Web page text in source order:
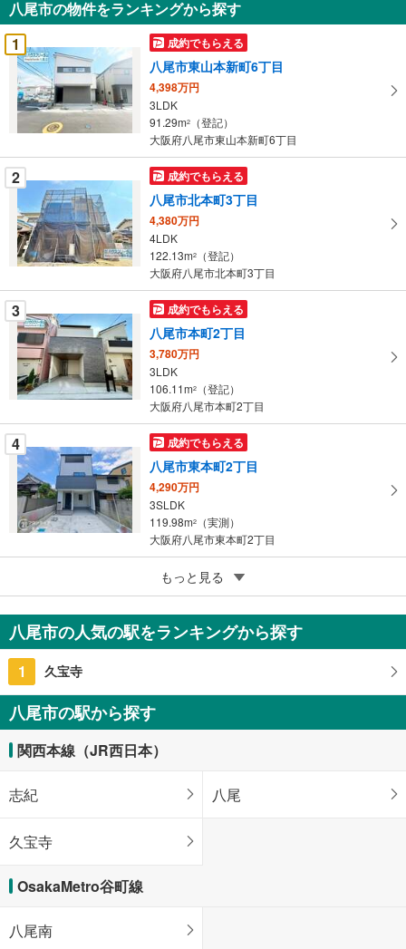
を
受
け
取
る
・
条
件
を
マ
イ
ペ
ー
に
保
存
す
る
八尾市の物件をランキングから探す
1
成約でもらえる
八尾市東山本新町6丁目
4,398万円
3LDK
91.29m2
（登記）
大阪府八尾市東山本新町6丁目
2 成約でもらえる
八尾市北本町3丁目
4,380万円
4LDK
122.13m2
（登記）
大阪府八尾市北本町3丁目
3 成約でもらえる
八尾市本町2丁目
3,780万円
3LDK
106.11m2
（登記）
大阪府八尾市本町2丁目
4 成約でもらえる
八尾市東本町2丁目
4,290万円
3SLDK
119.98m2
（実測）
大阪府八尾市東本町2丁目
成約でもらえる
八尾市高美町2丁目
3,380万円
4LDK
もっと見る
八尾市の人気の駅をランキングから探す
1 久宝寺
八尾市の駅から探す
関西本線（JR西日本）
志紀 八尾
久宝寺
OsakaMetro谷町線
八尾南